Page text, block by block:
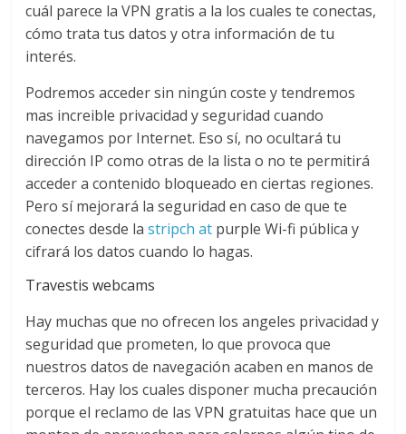
cuál parece la VPN gratis a la los cuales te conectas,
cómo trata tus datos y otra información de tu
interés.
Podremos acceder sin ningún coste y tendremos
mas increible privacidad y seguridad cuando
navegamos por Internet. Eso sí, no ocultará tu
dirección IP como otras de la lista o no te permitirá
acceder a contenido bloqueado en ciertas regiones.
Pero sí mejorará la seguridad en caso de que te
conectes desde lastripch at purple Wi-fi pública y
cifrará los datos cuando lo hagas.
Travestis webcams
Hay muchas que no ofrecen los angeles privacidad y
seguridad que prometen, lo que provoca que
nuestros datos de navegación acaben en manos de
terceros. Hay los cuales disponer mucha precaución
porque el reclamo de las VPN gratuitas hace que un